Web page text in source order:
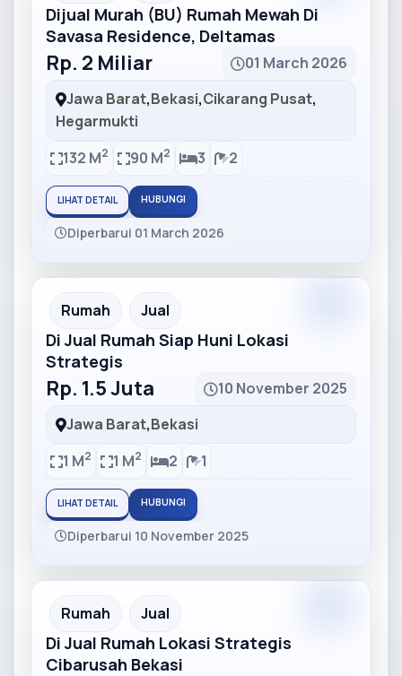
Dijual Murah (BU) Rumah Mewah Di
Savasa Residence, Deltamas
Rp. 2 Miliar
01 March 2026
Jawa Barat,Bekasi,Cikarang Pusat,
Hegarmukti
132 M2 90 M2 3 2
LIHAT DETAIL HUBUNGI
Diperbarui 01 March 2026
Partner Ad
Rumah Jual
Di Jual Rumah Siap Huni Lokasi
Strategis
Rp. 1.5 Juta
10 November 2025
Jawa Barat,Bekasi
1 M2 1 M2 2 1
LIHAT DETAIL HUBUNGI
Diperbarui 10 November 2025
Partner Ad
Rumah Jual
Di Jual Rumah Lokasi Strategis
Cibarusah Bekasi